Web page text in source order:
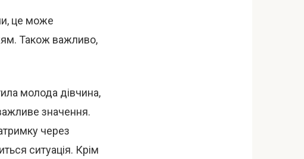
це може
Також важливо,
молода дівчина,
значення.
через
ситуація. Крім